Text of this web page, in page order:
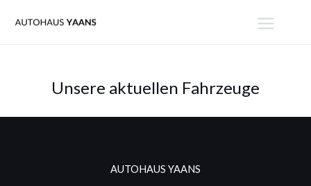
Inhalt
Unsere aktuellen Fahrzeuge
AUTOHAUS YAANS